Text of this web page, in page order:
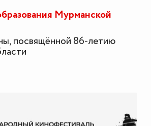
Мурманской
посвящённой 86-летию